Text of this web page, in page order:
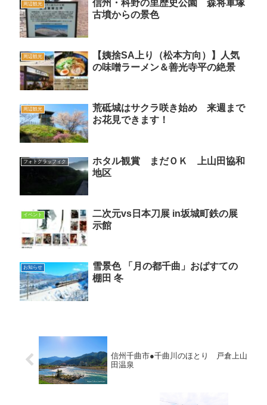
周辺観光
信州・科野の里歴史公園 森将軍塚
古墳からの景色
周辺観光
【姨捨SA上り（松本方向）】人気
の味噌ラーメン＆善光寺平の絶景
周辺観光
荒砥城はサクラ咲き始め 来週まで
お花見できます！
フォトグラッフィク
ホタル観賞 まだＯＫ 上山田協和
地区
イベント
二次元vs日本刀展 in坂城町鉄の展
示館
お知らせ
雪景色 「月の都千曲」おばすての
棚田 冬
信州千曲市●千曲川のほとり 戸倉上山
田温泉